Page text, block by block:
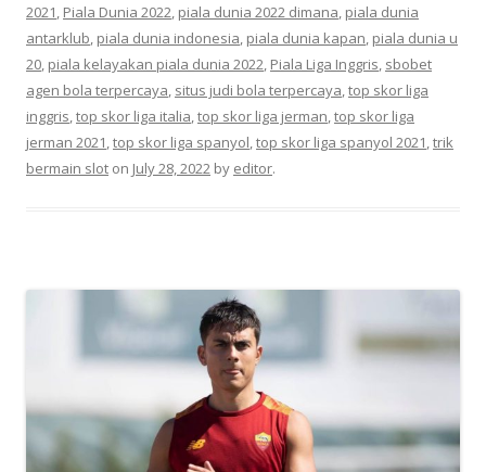
2021, Piala Dunia 2022, piala dunia 2022 dimana, piala dunia
antarklub, piala dunia indonesia, piala dunia kapan, piala dunia u
20, piala kelayakan piala dunia 2022, Piala Liga Inggris, sbobet
agen bola terpercaya, situs judi bola terpercaya,top skor liga
inggris,top skor liga italia,top skor liga jerman,top skor liga
jerman 2021,top skor liga spanyol,top skor liga spanyol 2021,trik
bermain slot on July 28, 2022 by editor.